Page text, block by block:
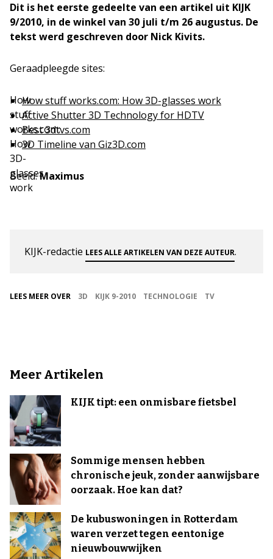
Dit is het eerste gedeelte van een artikel uit KIJK
9/2010, in de winkel van 30 juli t/m 26 augustus. De
tekst werd geschreven door Nick Kivits.
Geraadpleegde sites:
How
stuff
works.com:
How
3D-
glasses
work
How stuff works.com: How 3D-glasses work
Active Shutter 3D Technology for HDTV
Best 3dtvs.com
3D Timeline van Giz3D.com
Beeld:Maximus
KIJK-redactie LEES ALLE ARTIKELEN VAN DEZE AUTEUR.
LEES MEER OVER 3D KIJK 9-2010 TECHNOLOGIE TV
Meer Artikelen
KIJK tipt: een onmisbare fietsbel
Sommige mensen hebben
chronische jeuk, zonder aanwijsbare
oorzaak. Hoe kan dat?
De kubuswoningen in Rotterdam
waren verzet tegen eentonige
nieuwbouwwijken